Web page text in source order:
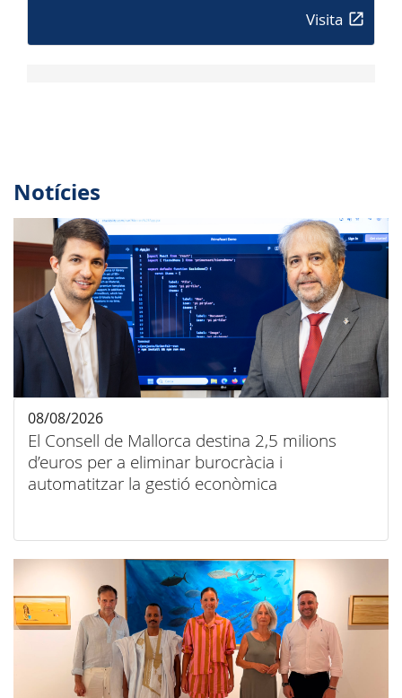
Visita
Notícies
El Consell de Mallorca destina 2,5 milions
d’euros per a eliminar burocràcia i
automatitzar la gestió econòmica
08/08/2026